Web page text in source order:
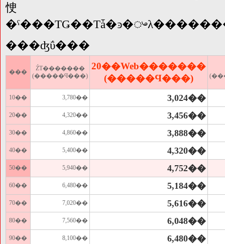
㤤
���ʤΰ���
���
ŹƬ�������
(�����Ϥ���)
20��Web�������
(�����Ϥ���)
10�� 3,780�� 3,024��
20�� 4,320�� 3,456��
30�� 4,860�� 3,888��
40�� 5,400�� 4,320��
50�� 5,940�� 4,752��
60�� 6,480�� 5,184��
70�� 7,020�� 5,616��
80�� 7,560�� 6,048��
90�� 8,100�� 6,480��